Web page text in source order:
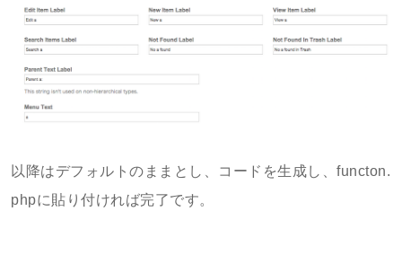
以降はデフォルトのままとし、コードを生成し、functon.
phpに貼り付ければ完了です。